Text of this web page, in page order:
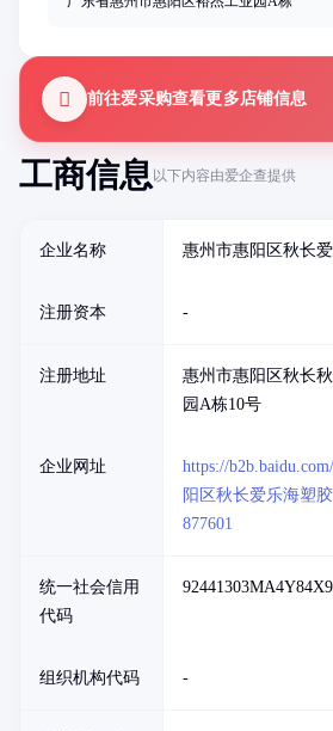
工商信息以下内容由爱企查提供
企业名称 惠州市惠阳区秋长
注册资本 -
注册地址
惠州市惠阳区秋长
园A栋10号
企业网址
https://
阳区秋长爱乐海塑
877601
统一社会信用
代码
组织机构代码 -
前往爱采购查看更多店铺信息